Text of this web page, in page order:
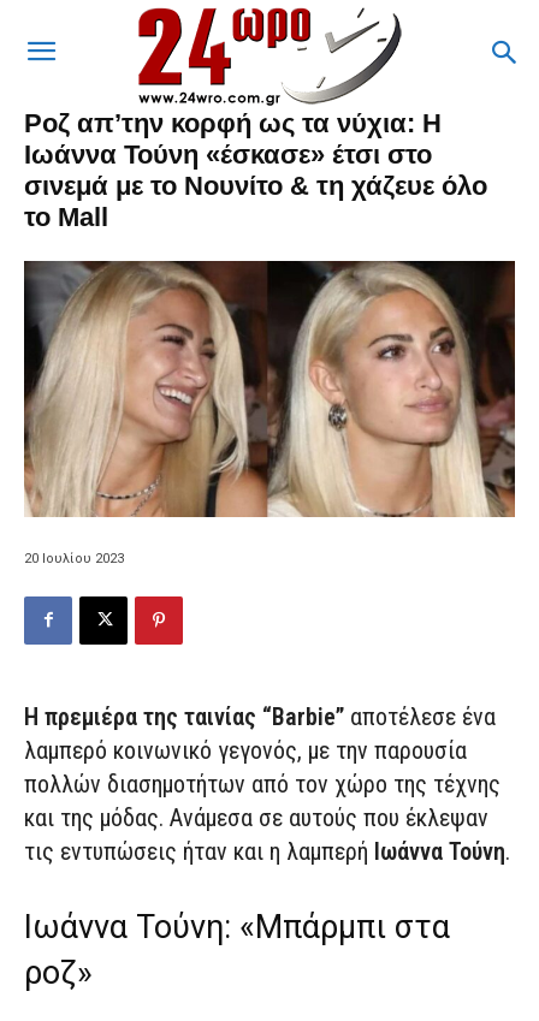
Ροζ απ’την κορφή ως τα νύχια: Η
Ιωάννα Τούνη «έσκασε» έτσι στο
σινεμά με το Νουνίτο & τη χάζευε όλο
το Mall
20 Ιουλίου 2023
Η πρεμιέρα της ταινίας “Barbie” αποτέλεσε ένα
λαμπερό κοινωνικό γεγονός, με την παρουσία
πολλών διασημοτήτων από τον χώρο της τέχνης
και της μόδας. Ανάμεσα σε αυτούς που έκλεψαν
τις εντυπώσεις ήταν και η λαμπερή Ιωάννα Τούνη.
Ιωάννα Τούνη: «Μπάρμπι στα
ροζ»